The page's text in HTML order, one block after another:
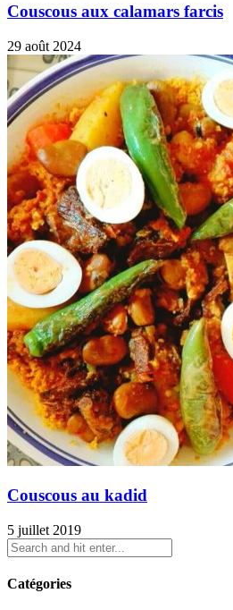
Couscous aux calamars farcis
29 août 2024
Couscous au kadid
5 juillet 2019
Catégories